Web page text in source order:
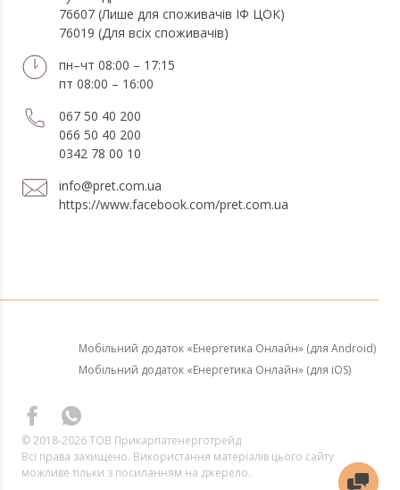
76607 (Лише для споживачів ІФ ЦОК)
76019 (Для всіх споживачів)
пн–чт 08:00 – 17:15
пт 08:00 – 16:00
067 50 40 200
066 50 40 200
0342 78 00 10
info@pret.com.ua
https://www.facebook.com/pret.com.ua
Мобільний додаток «Енергетика Онлайн» (для Android)
Мобільний додаток «Енергетика Онлайн» (для iOS)
© 2018-2026 ТОВ Прикарпатенерготрейд
Всі права захищено. Використання матеріалів цього сайту
можливе тільки з посиланням на джерело.